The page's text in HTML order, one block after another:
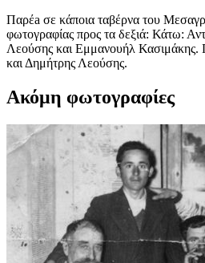
Παρέa σε κάποια ταβέρνα του
φωτογραφίας προς τα δεξιά: Κάτω:
Λεούσης και Εμμανουήλ
και Δημήτρης Λεούσης.
Ακόμη φωτογραφίες